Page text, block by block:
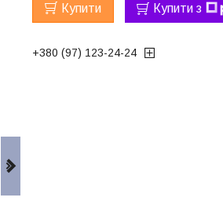
Купити Купити з
+380 (97) 123-24-24